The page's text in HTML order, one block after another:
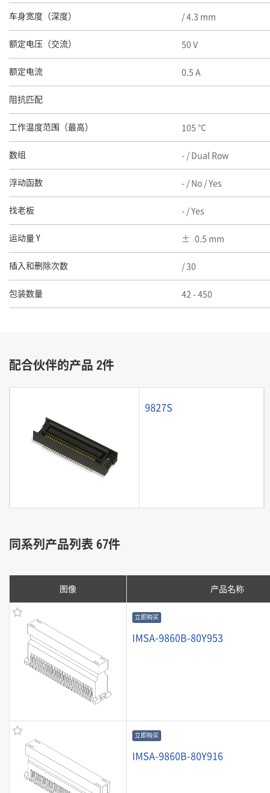
车身宽度（深度） / 4.3 mm
额定电压（交流） 50 V
额定电流 0.5 A
阻抗匹配
工作温度范围（最高） 105 ℃
数组 - / Dual Row
浮动函数 - / No / Yes
找老板 - / Yes
运动量 Y 0.5 mm
插入和删除次数 / 30
包装数量 42 - 450
配合伙伴的产品 2件
9827S
同系列产品列表 67件
图像 产品名称
立即购买
IMSA-9860B-80Y953
立即购买
IMSA-9860B-80Y916